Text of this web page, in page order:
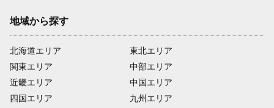
地域から探す
北海道エリア
関東エリア
近畿エリア
四国エリア
東北エリア
中部エリア
中国エリア
九州エリア